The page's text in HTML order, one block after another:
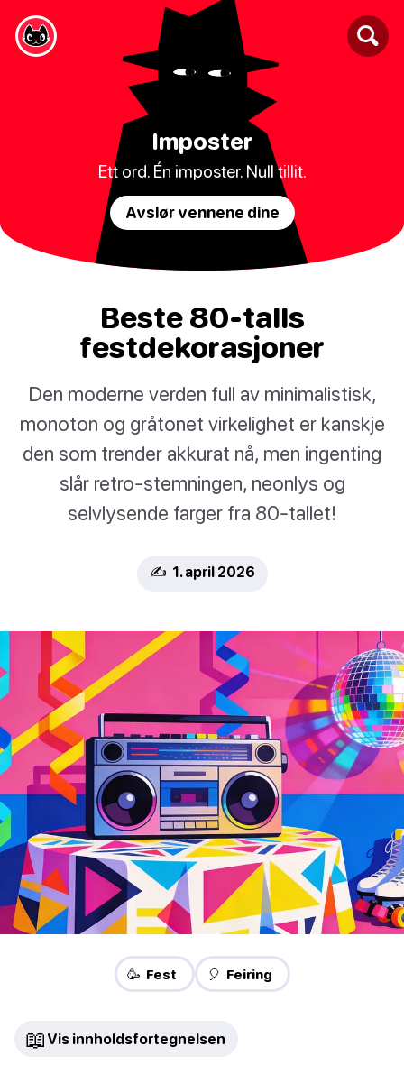
Imposter
Ett ord. Én imposter. Null tillit.
Avslør vennene dine
Beste 80-talls
festdekorasjoner
Den moderne verden full av minimalistisk,
monoton og gråtonet virkelighet er kanskje
den som trender akkurat nå, men ingenting
slår retro-stemningen, neonlys og
selvlysende farger fra 80-tallet!
✍️ 1. april 2026
🥳 Fest 🎈 Feiring
📖 Vis innholdsfortegnelsen